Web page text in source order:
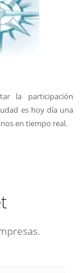
la participación
es hoy día una
en tiempo real.